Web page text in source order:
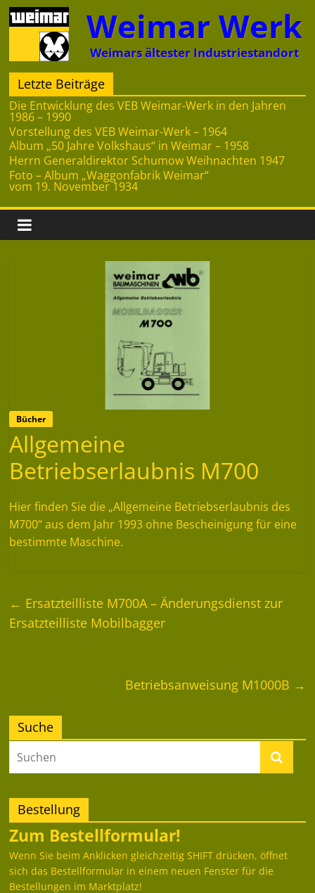
Zum
Inhalt
springen
Weimar Werk
Weimars ältester Industriestandort
Letzte Beiträge
Die Entwicklung des VEB Weimar-Werk in den Jahren
1986 – 1990
Vorstellung des VEB Weimar-Werk – 1964
Album „50 Jahre Volkshaus“ in Weimar – 1958
Herrn Generaldirektor Schumow Weihnachten 1947
Foto – Album „Waggonfabrik Weimar“
vom 19. November 1934
Bücher
Allgemeine
Betriebserlaubnis M700
Hier finden Sie die „Allgemeine Betriebserlaubnis des
M700“ aus dem Jahr 1993 ohne Bescheinigung für eine
bestimmte Maschine.
← Ersatzteilliste M700A – Änderungsdienst zur
Ersatzteilliste Mobilbagger
Betriebsanweisung M1000B →
Suche
Bestellung
Zum Bestellformular!
Wenn Sie beim Anklicken gleichzeitig SHIFT drücken, öffnet
sich das Bestellformular in einem neuen Fenster für die
Bestellungen im Marktplatz!